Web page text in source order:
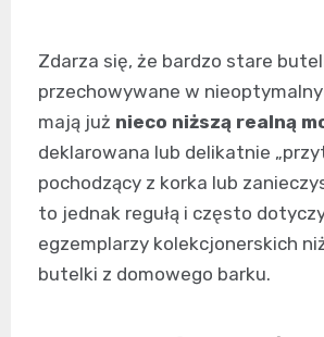
Zdarza się, że bardzo stare
przechowywane w
mają już nieco niższą realną
deklarowana lub delikatnie
pochodzący z korka lub
to jednak regułą i często
egzemplarzy kolekcjonerskich
butelki z domowego barku.